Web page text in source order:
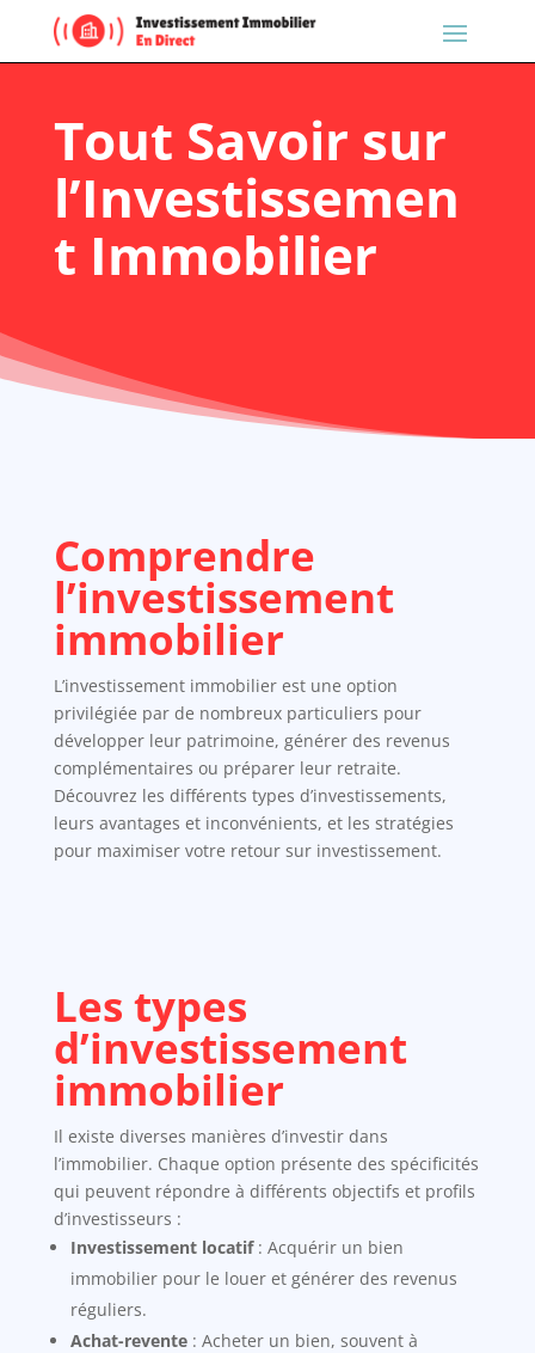
Tout Savoir sur
l’Investissemen
t Immobilier
Comprendre
l’investissement
immobilier
L’investissement immobilier est une option
privilégiée par de nombreux particuliers pour
développer leur patrimoine, générer des revenus
complémentaires ou préparer leur retraite.
Découvrez les différents types d’investissements,
leurs avantages et inconvénients, et les stratégies
pour maximiser votre retour sur investissement.
Les types
d’investissement
immobilier
Il existe diverses manières d’investir dans
l’immobilier. Chaque option présente des spécificités
qui peuvent répondre à différents objectifs et profils
d’investisseurs :
Investissement locatif: Acquérir un bien
immobilier pour le louer et générer des revenus
réguliers.
Achat-revente: Acheter un bien, souvent à